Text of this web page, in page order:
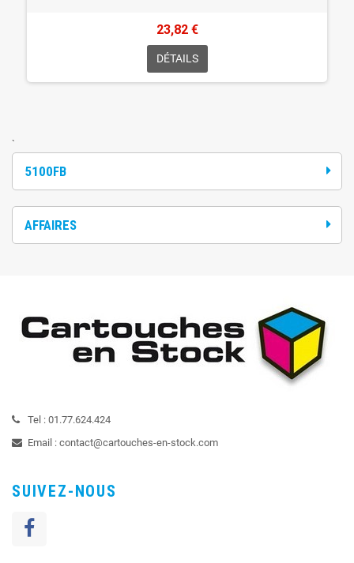
`
5100FB
AFFAIRES
23,82 €
DÉTAILS
Tel : 01.77.624.424
Email : contact@cartouches-en-stock.com
SUIVEZ-NOUS